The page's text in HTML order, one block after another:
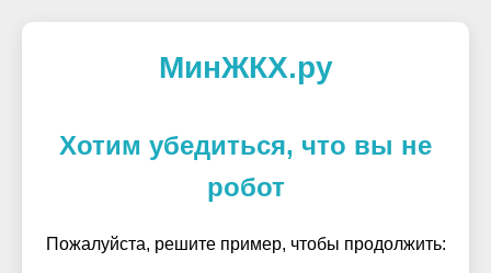
МинЖКХ.ру
Хотим убедиться, что вы не
робот
Пожалуйста, решите пример, чтобы продолжить: